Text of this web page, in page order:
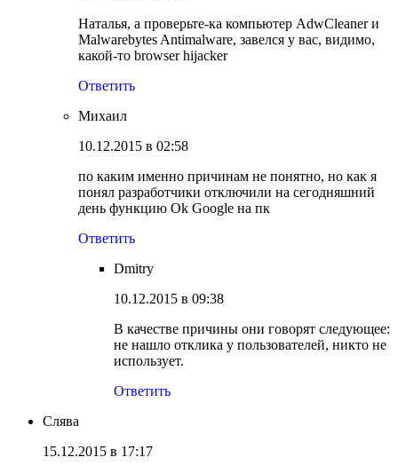
Наталья, а проверьте-ка компьютер AdwCleaner и
Malwarebytes Antimalware, завелся у вас, видимо,
какой-то browser hijacker
Ответить
Михаил
10.12.2015 в 02:58
по каким именно причинам не понятно, но как я
понял разработчики отключили на сегодняшний
день функцию Ok Google на пк
Ответить
Dmitry
10.12.2015 в 09:38
В качестве причины они говорят следующее:
не нашло отклика у пользователей, никто не
использует.
Ответить
Слява
15.12.2015 в 17:17